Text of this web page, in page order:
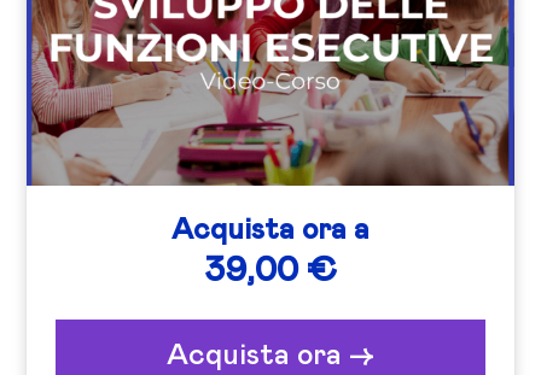
Acquista ora a
39,00 €
Acquista ora ->